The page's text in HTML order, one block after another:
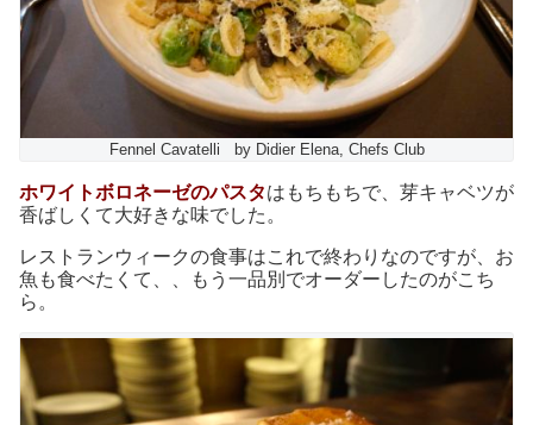
Fennel Cavatelli by Didier Elena, Chefs Club
ホワイトボロネーゼのパスタはもちもちで、芽キャベツが
香ばしくて大好きな味でした。
レストランウィークの食事はこれで終わりなのですが、お
魚も食べたくて、、もう一品別でオーダーしたのがこち
ら。